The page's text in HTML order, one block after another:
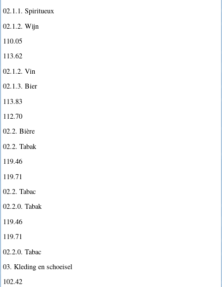
02.1.1. Spiritueux
02.1.2. Wijn
110.05
113.62
02.1.2. Vin
02.1.3. Bier
113.83
112.70
02.2. Bière
02.2. Tabak
119.46
119.71
02.2. Tabac
02.2.0. Tabak
119.46
119.71
02.2.0. Tabac
03. Kleding en schoeisel
102.42